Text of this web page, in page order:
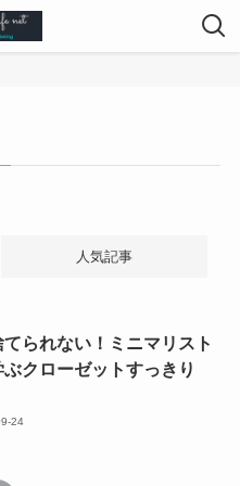
人気記事
てられない！ミニマリスト
クローゼットすっきり
24